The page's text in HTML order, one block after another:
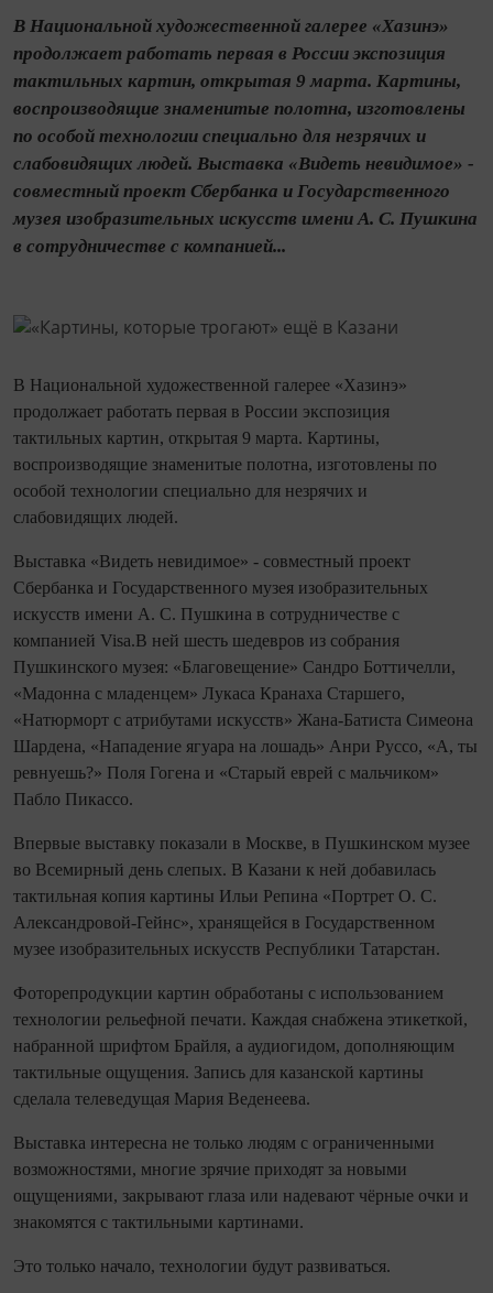
В Национальной художественной галерее «Хазинэ»
продолжает работать первая в России экспозиция
тактильных картин, открытая 9 марта. Картины,
воспроизводящие знаменитые полотна, изготовлены
по особой технологии специально для незрячих и
слабовидящих людей. Выставка «Видеть невидимое» -
совместный проект Сбербанка и Государственного
музея изобразительных искусств имени А. С. Пушкина
в сотрудничестве с компанией...
В Национальной художественной галерее «Хазинэ»
продолжает работать первая в России экспозиция
тактильных картин, открытая 9 марта. Картины,
воспроизводящие знаменитые полотна, изготовлены по
особой технологии специально для незрячих и
слабовидящих людей.
Выставка «Видеть невидимое» - совместный проект
Сбербанка и Государственного музея изобразительных
искусств имени А. С. Пушкина в сотрудничестве с
компанией Visa.В ней шесть шедевров из собрания
Пушкинского музея: «Благовещение» Сандро Боттичелли,
«Мадонна с младенцем» Лукаса Кранаха Старшего,
«Натюрморт с атрибутами искусств» Жана-Батиста Симеона
Шардена, «Нападение ягуара на лошадь» Анри Руссо, «А, ты
ревнуешь?» Поля Гогена и «Старый еврей с мальчиком»
Пабло Пикассо.
Впервые выставку показали в Москве, в Пушкинском музее
во Всемирный день слепых. В Казани к ней добавилась
тактильная копия картины Ильи Репина «Портрет О. С.
Александровой-Гейнс», хранящейся в Государственном
музее изобразительных искусств Республики Татарстан.
Фоторепродукции картин обработаны с использованием
технологии рельефной печати. Каждая снабжена этикеткой,
набранной шрифтом Брайля, а аудиогидом, дополняющим
тактильные ощущения. Запись для казанской картины
сделала телеведущая Мария Веденеева.
Выставка интересна не только людям с ограниченными
возможностями, многие зрячие приходят за новыми
ощущениями, закрывают глаза или надевают чёрные очки и
знакомятся с тактильными картинами.
Это только начало, технологии будут развиваться.